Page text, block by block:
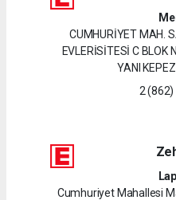
CUMHURİYET MAH.
EVLERİSİTESİ C BLOK
YANI
2 (862)
Cumhuriyet Mahallesi